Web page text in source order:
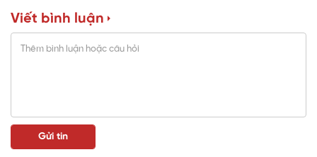
Viết bình luận